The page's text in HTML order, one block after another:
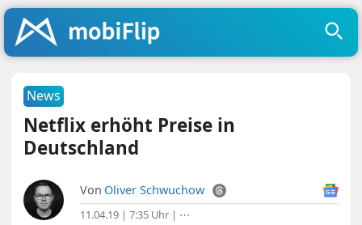
News
Netflix erhöht Preise in
Deutschland
Von Oliver Schwuchow
11.04.19 | 7:35 Uhr | ⋯